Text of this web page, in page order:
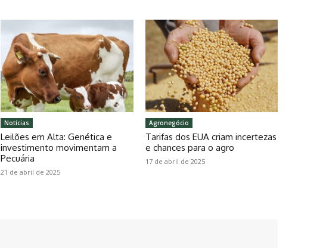
Notícias
Leilões em Alta: Genética e
investimento movimentam a
Pecuária
21 de abril de 2025
Agronegócio
Tarifas dos EUA criam incertezas
e chances para o agro
17 de abril de 2025